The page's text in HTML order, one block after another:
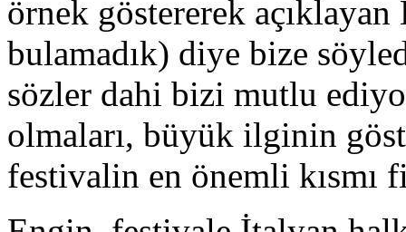
örnek göstererek
bulamadık) diye bize
sözler dahi bizi mutlu
olmaları, büyük ilginin
festivalin en önemli